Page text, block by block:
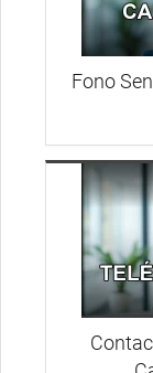
Fono